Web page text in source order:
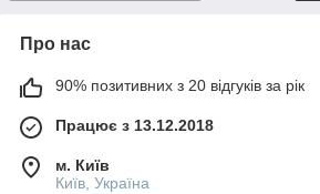
Про нас
90% позитивних з 20 відгуків за рік
Працює з 13.12.2018
м. Київ
Київ, Україна